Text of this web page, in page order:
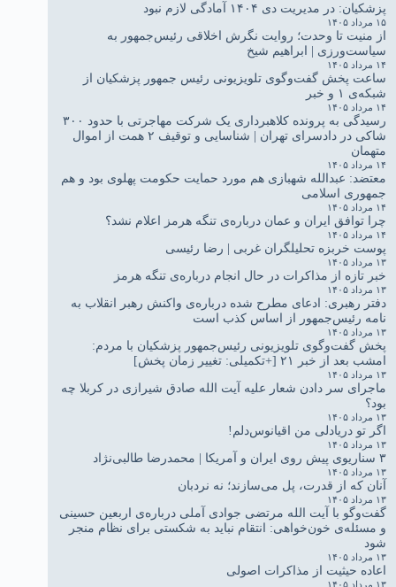
پزشکیان: در مدیریت دی ۱۴۰۴ آمادگی لازم نبود
۱۵ مرداد ۱۴۰۵
از منیت تا وحدت؛ روایت نگرش اخلاقی رئیس‌جمهور به
سیاست‌ورزی | ابراهیم شیخ
۱۴ مرداد ۱۴۰۵
ساعت پخش گفت‌وگوی تلویزیونی رئیس جمهور پزشکیان از
شبکه‌ی ۱ و خبر
۱۴ مرداد ۱۴۰۵
رسیدگی به پرونده کلاهبرداری یک شرکت مهاجرتی با حدود ۳۰۰
شاکی در دادسرای تهران | شناسایی و توقیف ۲ همت از اموال
متهمان
۱۴ مرداد ۱۴۰۵
معتضد: عبدالله شهبازی هم مورد حمایت حکومت پهلوی بود و هم
جمهوری اسلامی
۱۴ مرداد ۱۴۰۵
چرا توافق ایران و عمان درباره‌ی تنگه هرمز اعلام نشد؟
۱۴ مرداد ۱۴۰۵
پوست خربزه تحلیلگران غربی | رضا رئیسی
۱۳ مرداد ۱۴۰۵
خبر تازه از مذاکرات در حال انجام درباره‌ی تنگه هرمز
۱۳ مرداد ۱۴۰۵
دفتر رهبری: ادعای مطرح شده درباره‌ی واکنش رهبر انقلاب به
نامه رئیس‌جمهور از اساس کذب است
۱۳ مرداد ۱۴۰۵
پخش گفت‌وگوی تلویزیونی رئیس‌جمهور پزشکیان با مردم:
امشب بعد از خبر ۲۱ [+تکمیلی: تغییر زمان پخش]
۱۳ مرداد ۱۴۰۵
ماجرای سر دادن شعار علیه آیت الله صادق شیرازی در کربلا چه
بود؟
۱۳ مرداد ۱۴۰۵
اگر تو دریادلی من اقیانوس‌دلم!
۱۳ مرداد ۱۴۰۵
۳ سناریوی پیش روی ایران و آمریکا | محمدرضا طالبی‌نژاد
۱۳ مرداد ۱۴۰۵
آنان که از قدرت، پل می‌سازند؛ نه نردبان
۱۳ مرداد ۱۴۰۵
گفت‌وگو با آیت الله مرتضی جوادی آملی درباره‌ی اربعین حسینی
و مسئله‌ی خون‌خواهی: انتقام نباید به شکستی برای نظام منجر
شود
۱۳ مرداد ۱۴۰۵
اعاده حیثیت از مذاکرات اصولی
۱۳ مرداد ۱۴۰۵